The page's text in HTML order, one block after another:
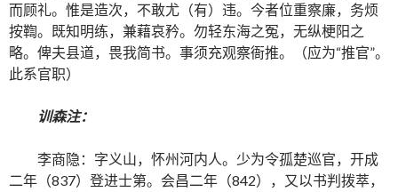
而顾礼。惟是造次，不敢尤（有）违。今者位重察廉，务烦
按鞫。既知明练，兼藉哀矜。勿轻东海之冤，无纵梗阳之
略。俾夫县道，畏我简书。事须充观察衙推。（应为“推官”。
此系官职）
训森注：
李商隐：字义山，怀州河内人。少为令孤楚巡官，开成
二年（837）登进士第。会昌二年（842），又以书判拨萃，